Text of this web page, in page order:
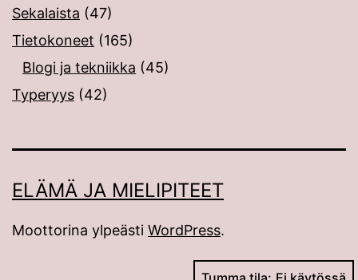
Sekalaista (47)
Tietokoneet (165)
Blogi ja tekniikka (45)
Typeryys (42)
ELÄMÄ JA MIELIPITEET
Moottorina ylpeästi WordPress.